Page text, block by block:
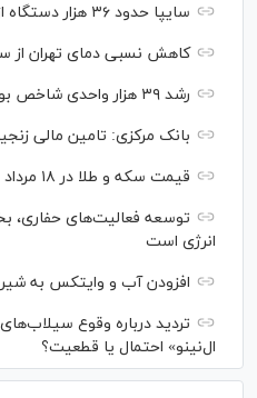
سایپا حدود ۳۶ هزار دستگاه از تعهدات خود را کاهش داد
کاهش نسبی دمای تهران از
رشد ۳۹ هزار واحدی شاخص بورس
بانک مرکزی: تامین مالی زنجیره تولید از
قیمت سکه و طلا در ۱۸ مرداد ۱۴۰۵
توسعه فعالیت‌های حفاری،
انرژی است
افزودن آب و وایتکس به
تردید درباره وقوع
ال‌نینو» احتمال یا قطعیت؟